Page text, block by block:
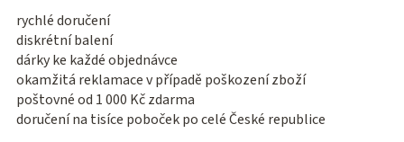
rychlé doručení
diskrétní balení
dárky ke každé objednávce
okamžitá reklamace v případě poškození zboží
poštovné od 1 000 Kč zdarma
doručení na tisíce poboček po celé České republice